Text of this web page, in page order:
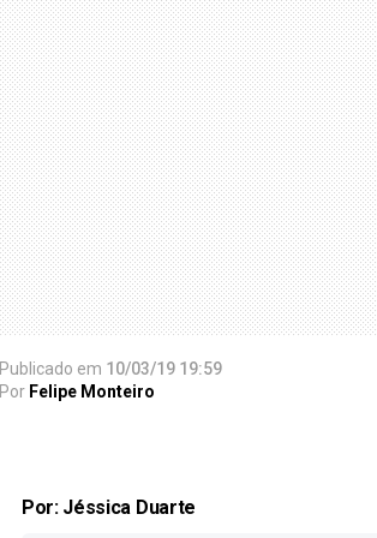
Publicado em 10/03/19 19:59
Por Felipe Monteiro
Por: Jéssica Duarte